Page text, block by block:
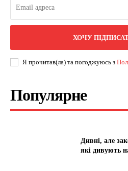
ХОЧУ
Я прочитав(ла) та погоджуюсь з
Популярне
Дивні, але
які дивують